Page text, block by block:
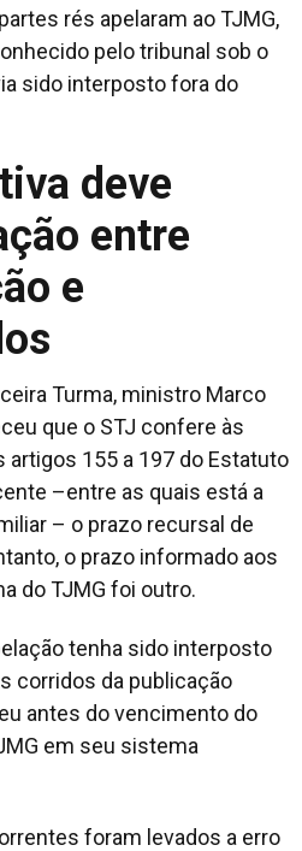
rés apelaram ao TJMG,
pelo tribunal sob o
sido interposto fora do
deve
entre
e
Turma, ministro Marco
que o STJ confere às
155 a 197 do Estatuto
–entre as quais está a
– o prazo recursal de
o prazo informado aos
do TJMG foi outro.
tenha sido interposto
corridos da publicação
antes do vencimento do
em seu sistema
foram levados a erro